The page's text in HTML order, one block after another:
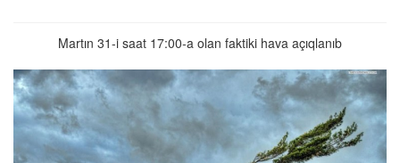
Martın 31-i saat 17:00-a olan faktiki hava açıqlanıb